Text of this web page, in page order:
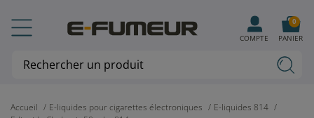
Accueil E-liquides pour cigarettes électroniques
E-liquides 814
COMPTE PANIER
0